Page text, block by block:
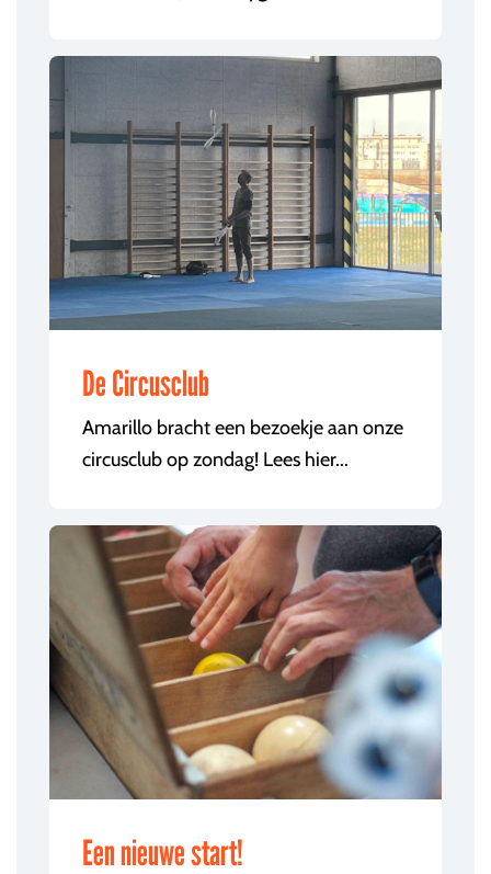
De Circusclub
Amarillo bracht een bezoekje aan onze
circusclub op zondag! Lees hier...
Een nieuwe start!